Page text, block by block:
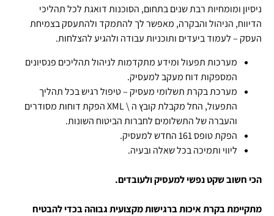
ניסיון ומומחיות רבת שנים בתחום, הסוכנות דואגת לכל תהליכי
הדיווח, הניהול והבקרה, מאפשר לך להתמקד ולהתעסק בצמיחת
העסק – לעמוד ביעדים ותוכניות עבודה ולהגיע להצלחות.
מערכות תפעול ומידע מתקדמות לניהול תהליכים פנסיונים
המספקות דוח מעקב למעסיק.
מערכת בקרת תשלומי מעסיק – טיפול רגיש בכל תהליך
התפעול, החל מקבלת קובץ ה \ XML הפקת דוחות מסודרים
והעברה של התשלומים לחברות הביטוח השונות.
הפקת טופס 161 החדש למעסיק.
ליווי ותמיכה בכל שאלה ובעיה.
הכי חשוב שקט נפשי למעסיק ולעובדים.
מתקיימת בקרת איכות ברגישות מקצועית גבוהה בכדי להבטיח